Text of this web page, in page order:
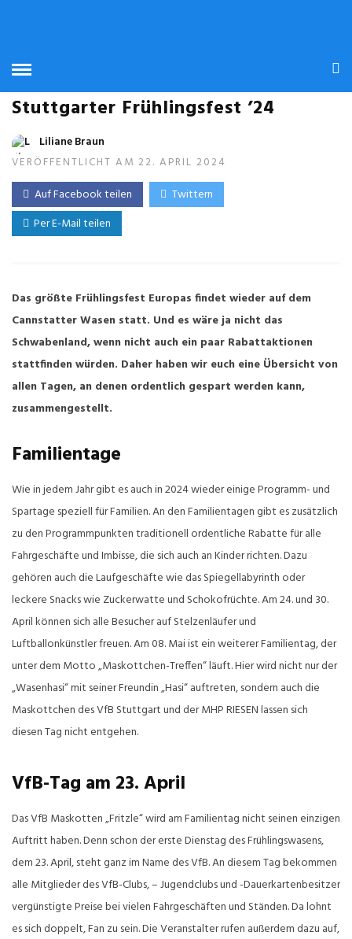
Sparen leicht gemacht auf dem
Stuttgarter Frühlingsfest ’24
Liliane Braun
VERÖFFENTLICHT AM 22. APRIL 2024
Auf Facebook teilen
Twittern
Per E-Mail teilen
Das größte Frühlingsfest Europas findet wieder auf dem
Cannstatter Wasen statt. Und es wäre ja nicht das
Schwabenland, wenn nicht auch ein paar Rabattaktionen
stattfinden würden. Daher haben wir euch eine Übersicht von
allen Tagen, an denen ordentlich gespart werden kann,
zusammengestellt.
Familientage
Wie in jedem Jahr gibt es auch in 2024 wieder einige Programm- und
Spartage speziell für Familien. An den Familientagen gibt es zusätzlich
zu den Programmpunkten traditionell ordentliche Rabatte für alle
Fahrgeschäfte und Imbisse, die sich auch an Kinder richten. Dazu
gehören auch die Laufgeschäfte wie das Spiegellabyrinth oder
leckere Snacks wie Zuckerwatte und Schokofrüchte. Am 24. und 30.
April können sich alle Besucher auf Stelzenläufer und
Luftballonkünstler freuen. Am 08. Mai ist ein weiterer Familientag, der
unter dem Motto „Maskottchen-Treffen“ läuft. Hier wird nicht nur der
„Wasenhasi“ mit seiner Freundin „Hasi“ auftreten, sondern auch die
Maskottchen des VfB Stuttgart und der MHP RIESEN lassen sich
diesen Tag nicht entgehen.
VfB-Tag am 23. April
Das VfB Maskotten „Fritzle“ wird am Familientag nicht seinen einzigen
Auftritt haben. Denn schon der erste Dienstag des Frühlingswasens,
dem 23. April, steht ganz im Name des VfB. An diesem Tag bekommen
alle Mitglieder des VfB-Clubs, – Jugendclubs und -Dauerkartenbesitzer
vergünstigte Preise bei vielen Fahrgeschäften und Ständen. Da lohnt
es sich doppelt, Fan zu sein. Die Veranstalter rufen außerdem dazu auf,